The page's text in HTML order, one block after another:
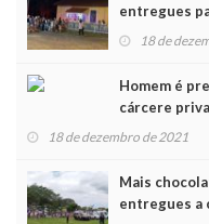
entregues
Noel18 de
Homem é
cárcere
18 de dezembro de 2021
Mais
entregues a